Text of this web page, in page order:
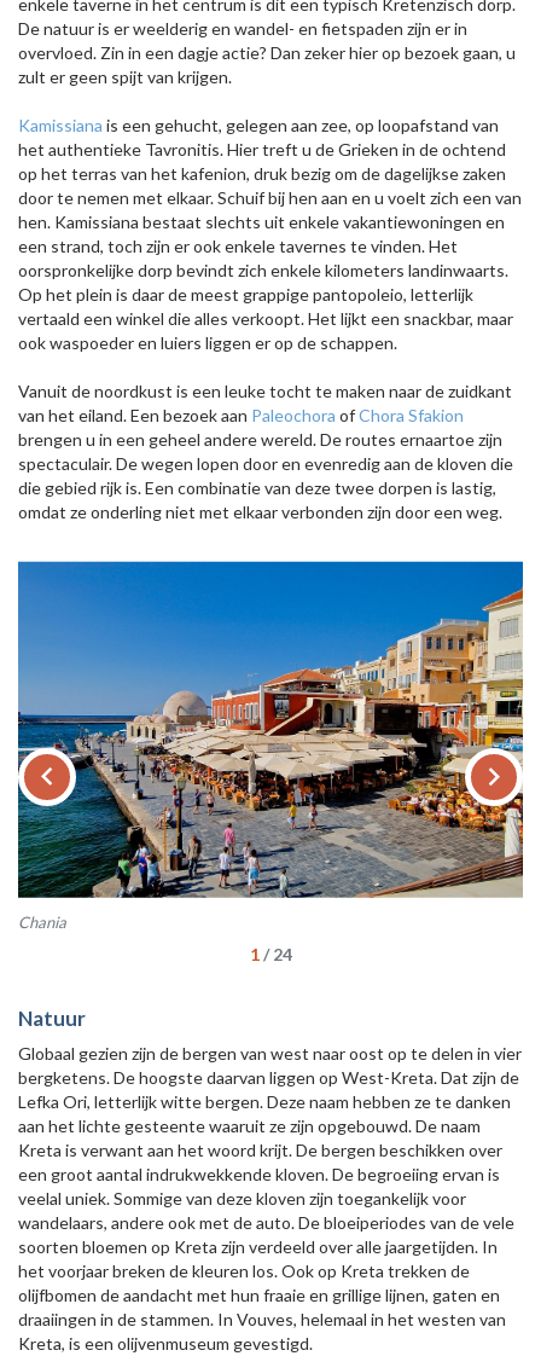
enkele taverne in het centrum is dit een typisch Kretenzisch dorp.
De natuur is er weelderig en wandel- en fietspaden zijn er in
overvloed. Zin in een dagje actie? Dan zeker hier op bezoek gaan, u
zult er geen spijt van krijgen.
Kamissiana is een gehucht, gelegen aan zee, op loopafstand van
het authentieke Tavronitis. Hier treft u de Grieken in de ochtend
op het terras van het kafenion, druk bezig om de dagelijkse zaken
door te nemen met elkaar. Schuif bij hen aan en u voelt zich een van
hen. Kamissiana bestaat slechts uit enkele vakantiewoningen en
een strand, toch zijn er ook enkele tavernes te vinden. Het
oorspronkelijke dorp bevindt zich enkele kilometers landinwaarts.
Op het plein is daar de meest grappige pantopoleio, letterlijk
vertaald een winkel die alles verkoopt. Het lijkt een snackbar, maar
ook waspoeder en luiers liggen er op de schappen.
Vanuit de noordkust is een leuke tocht te maken naar de zuidkant
van het eiland. Een bezoek aan Paleochora ofChora Sfakion
brengen u in een geheel andere wereld. De routes ernaartoe zijn
spectaculair. De wegen lopen door en evenredig aan de kloven die
die gebied rijk is. Een combinatie van deze twee dorpen is lastig,
omdat ze onderling niet met elkaar verbonden zijn door een weg.
Chania
keyboard_arrow_left keyboard_arrow_right
1/24
Natuur
Globaal gezien zijn de bergen van west naar oost op te delen in vier
bergketens. De hoogste daarvan liggen op West-Kreta. Dat zijn de
Lefka Ori, letterlijk witte bergen. Deze naam hebben ze te danken
aan het lichte gesteente waaruit ze zijn opgebouwd. De naam
Kreta is verwant aan het woord krijt. De bergen beschikken over
een groot aantal indrukwekkende kloven. De begroeiing ervan is
veelal uniek. Sommige van deze kloven zijn toegankelijk voor
wandelaars, andere ook met de auto. De bloeiperiodes van de vele
soorten bloemen op Kreta zijn verdeeld over alle jaargetijden. In
het voorjaar breken de kleuren los. Ook op Kreta trekken de
olijfbomen de aandacht met hun fraaie en grillige lijnen, gaten en
draaiingen in de stammen. In Vouves, helemaal in het westen van
Kreta, is een olijvenmuseum gevestigd.